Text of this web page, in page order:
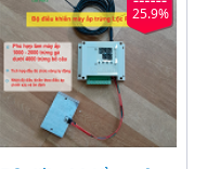
25.9%